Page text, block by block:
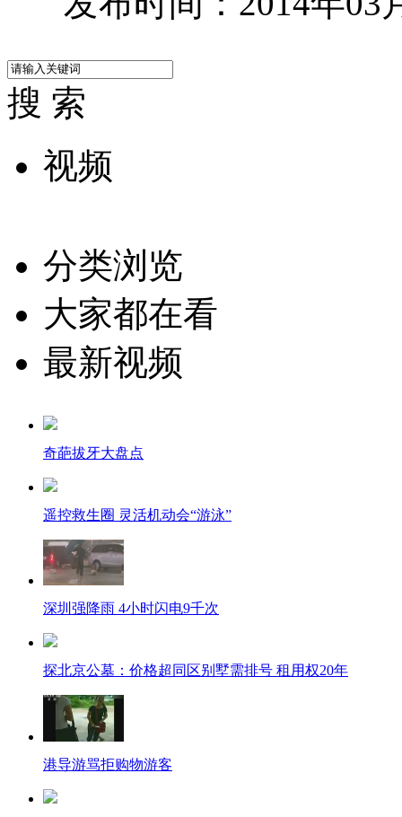
搜 索
视频
分类浏览
大家都在看
最新视频
奇葩拔牙大盘点
遥控救生圈 灵活机动会“游泳”
深圳强降雨 4小时闪电9千次
探北京公墓：价格超同区别墅需排号 租用权20年
港导游骂拒购物游客